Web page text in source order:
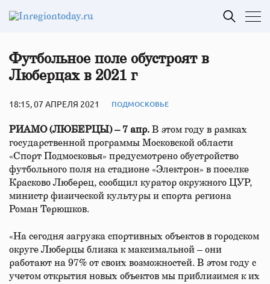
Футбольное поле обустроят в
Люберцах в 2021 г
18:15, 07 АПРЕЛЯ 2021 ПОДМОСКОВЬЕ
РИАМО (ЛЮБЕРЦЫ) – 7 апр. В этом году в рамках
государственной программы Московской области
«Спорт Подмосковья» предусмотрено обустройство
футбольного поля на стадионе «Электрон» в поселке
Красково Люберец, сообщил куратор окружного ЦУР,
министр физической культуры и спорта региона
Роман Терюшков.
«На сегодня загрузка спортивных объектов в городском
округе Люберцы близка к максимальной – они
работают на 97% от своих возможностей. В этом году с
учетом открытия новых объектов мы приблизимся к их